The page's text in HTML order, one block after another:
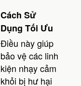
Cách Sử
Dụng Tối Ưu
Điều này giúp
bảo vệ các linh
kiện nhạy cảm
khỏi bị hư hại